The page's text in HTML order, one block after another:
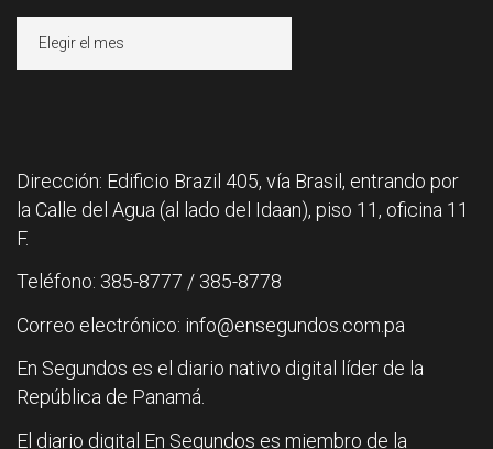
Dirección: Edificio Brazil 405, vía Brasil, entrando por
la Calle del Agua (al lado del Idaan), piso 11, oficina 11
F.
Teléfono: 385-8777 / 385-8778
Correo electrónico: info@ensegundos.com.pa
En Segundos es el diario nativo digital líder de la
República de Panamá.
El diario digital En Segundos es miembro de la